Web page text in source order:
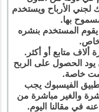
لجني الأرباح ويستخدم
بها.
يقوم المستخدم بنشره
الحصول على الربح
خاصة.
الفيسبوك يجب
والغير مباشرة من
في مقالنا اليوم.